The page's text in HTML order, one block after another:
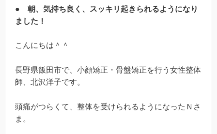
● 朝、気持ち良く、スッキリ起きられるようになり
ました！
こんにちは＾＾
長野県飯田市で、小顔矯正・骨盤矯正を行う女性整体
師、北沢洋子です。
頭痛がつらくて、整体を受けられるようになったＮさ
ま。